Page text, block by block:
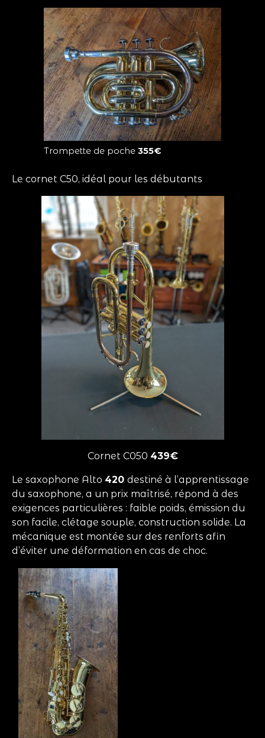
Trompette de poche 355€
Le cornet C50, idéal pour les débutants
Cornet C050 439€
Le saxophone Alto 420 destiné à l’apprentissage
du saxophone, a un prix maîtrisé, répond à des
exigences particulières : faible poids, émission du
son facile, clétage souple, construction solide. La
mécanique est montée sur des renforts afin
d’éviter une déformation en cas de choc.